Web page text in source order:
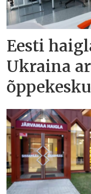
Eesti
Ukraina